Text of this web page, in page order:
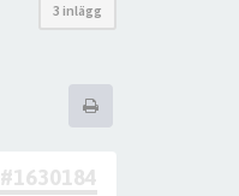
3 inlägg
#1630184